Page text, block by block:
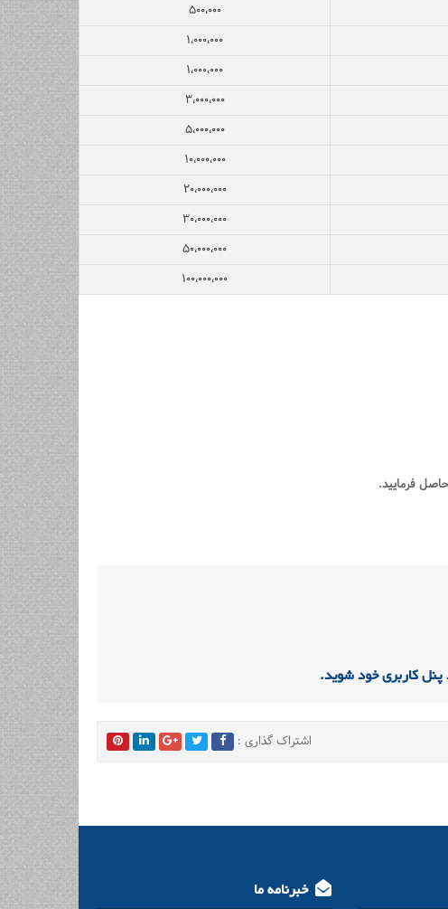
۵۰۰،۰۰۰
۱،۰۰۰،۰۰۰
۱،۰۰۰،۰۰۰
۳،۰۰۰،۰۰۰
۵،۰۰۰،۰۰۰
۱۰،۰۰۰،۰۰۰
۲۰،۰۰۰،۰۰۰
۳۰،۰۰۰،۰۰۰
۵۰،۰۰۰،۰۰۰
۱۰۰،۰۰۰،۰۰۰
کاربری خود شوید.
اشتراک گذاری :
خبرنامه ما